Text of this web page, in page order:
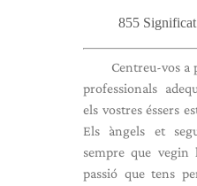
855
Centreu-vos a
professionals
els vostres éssers
Els àngels et
sempre que
passió que tens